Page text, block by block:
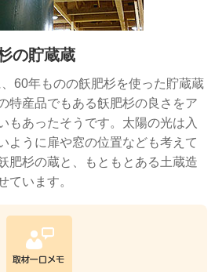
の貯蔵蔵
60年ものの飫肥杉を使った貯蔵蔵
特産品でもある飫肥杉の良さをア
もあったそうです。太陽の光は入
ように扉や窓の位置なども考えて
肥杉の蔵と、もともとある土蔵造
ています。